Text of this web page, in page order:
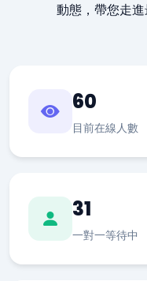
動態，帶您走進
60
目前在線人數
31
一對一等待中